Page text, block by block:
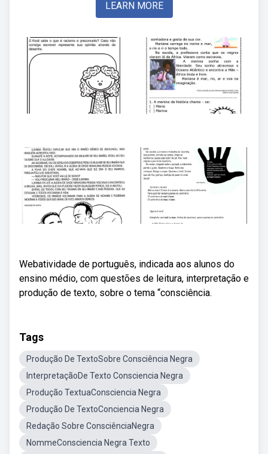
LEARN MORE
Webatividade de português, indicada aos alunos do
ensino médio, com questões de leitura, interpretação e
produção de texto, sobre o tema “consciência.
Tags
Produção De TextoSobre Consciência Negra
InterpretaçãoDe Texto Consciencia Negra
Produção TextuaConsciencia Negra
Produção De TextoConciencia Negra
Redação Sobre ConsciênciaNegra
NommeConsciencia Negra Texto